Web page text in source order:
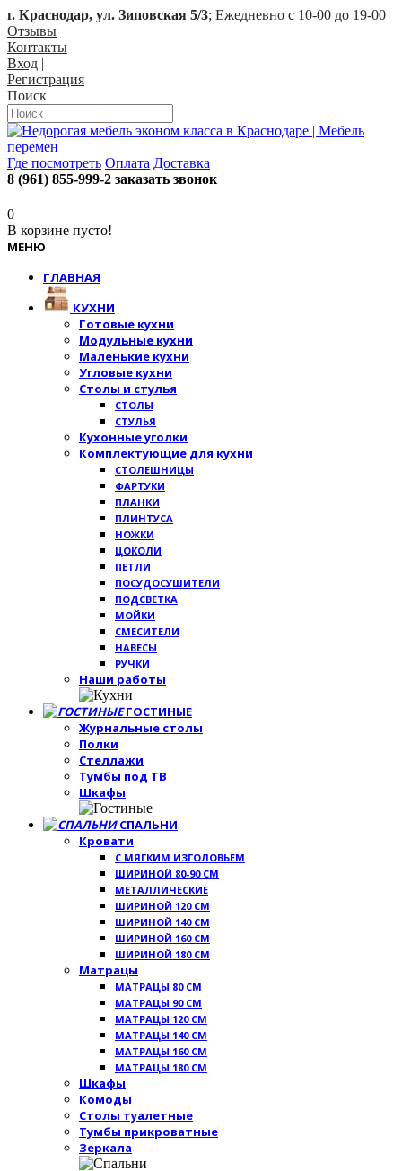
г. Краснодар, ул. Зиповская 5/3; Ежедневно с 10-00 до 19-00
Отзывы
Контакты
Вход |
Регистрация
Поиск
Где посмотреть Оплата Доставка
8 (961) 855-999-2 заказать звонок
0
В корзине пусто!
МЕНЮ
ГЛАВНАЯ
КУХНИ
Готовые кухни
Модульные кухни
Маленькие кухни
Угловые кухни
Столы и стулья
СТОЛЫ
СТУЛЬЯ
Кухонные уголки
Комплектующие для кухни
СТОЛЕШНИЦЫ
ФАРТУКИ
ПЛАНКИ
ПЛИНТУСА
НОЖКИ
ЦОКОЛИ
ПЕТЛИ
ПОСУДОСУШИТЕЛИ
ПОДСВЕТКА
МОЙКИ
СМЕСИТЕЛИ
НАВЕСЫ
РУЧКИ
Наши работы
ГОСТИНЫЕ
Журнальные столы
Полки
Стеллажи
Тумбы под ТВ
Шкафы
СПАЛЬНИ
Кровати
С МЯГКИМ ИЗГОЛОВЬЕМ
ШИРИНОЙ 80-90 СМ
МЕТАЛЛИЧЕСКИЕ
ШИРИНОЙ 120 СМ
ШИРИНОЙ 140 СМ
ШИРИНОЙ 160 СМ
ШИРИНОЙ 180 СМ
Матрацы
МАТРАЦЫ 80 СМ
МАТРАЦЫ 90 СМ
МАТРАЦЫ 120 СМ
МАТРАЦЫ 140 СМ
МАТРАЦЫ 160 СМ
МАТРАЦЫ 180 СМ
Шкафы
Комоды
Столы туалетные
Тумбы прикроватные
Зеркала